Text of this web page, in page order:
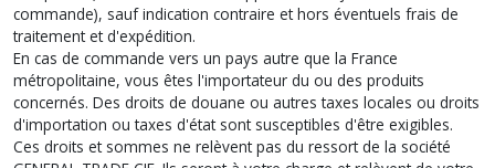
commande), sauf indication contraire et hors éventuels frais de
traitement et d'expédition.
En cas de commande vers un pays autre que la France
métropolitaine, vous êtes l'importateur du ou des produits
concernés. Des droits de douane ou autres taxes locales ou droits
d'importation ou taxes d'état sont susceptibles d'être exigibles.
Ces droits et sommes ne relèvent pas du ressort de la société